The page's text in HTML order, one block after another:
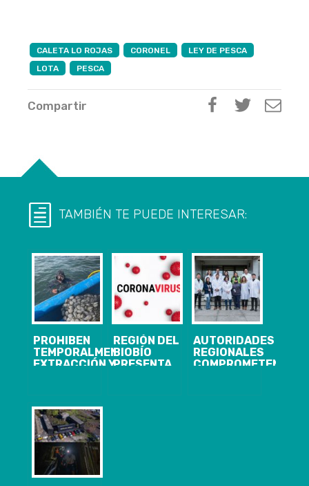
CALETA LO ROJAS CORONEL
LEY DE PESCA
LOTA
PESCA
Compartir
TAMBIÉN TE PUEDE INTERESAR:
PROHIBEN
TEMPORALMENTE
EXTRACCIÓN Y
CORONEL
ENTRE LÍMITE
NORTE PUNTA
PUCHOCO Y
LÍMITE SUR
PUNTA LOTA
REGIÓN DEL
BIOBÍO
PRESENTA
AUTORIDADES
REGIONALES
COMPROMETEN